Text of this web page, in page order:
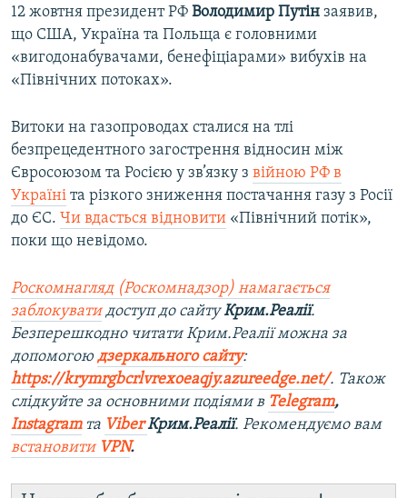
12 жовтня президент РФ Володимир Путін заявив,
що США, Україна та Польща є головними
«вигодонабувачами, бенефіціарами» вибухів на
«Північних потоках».
Витоки на газопроводах сталися на тлі
безпрецедентного загострення відносин між
Євросоюзом та Росією у зв’язку з війною РФ в
Україні та різкого зниження постачання газу з Росії
до ЄС. Чи вдасться відновити «Північний потік»,
поки що невідомо.
Роскомнагляд (Роскомнадзор) намагається
заблокуватидоступ до сайтуКрим.Реалії.
Безперешкодно читати Крим.Реалії можна за
допомогою дзеркального сайту:
https://krymrgbcrlvrexoeaqjy.azureedge.net/. Також
слідкуйте за основними подіями в Telegram,
Instagramта ViberКрим.Реалії. Рекомендуємо вам
встановити VPN.